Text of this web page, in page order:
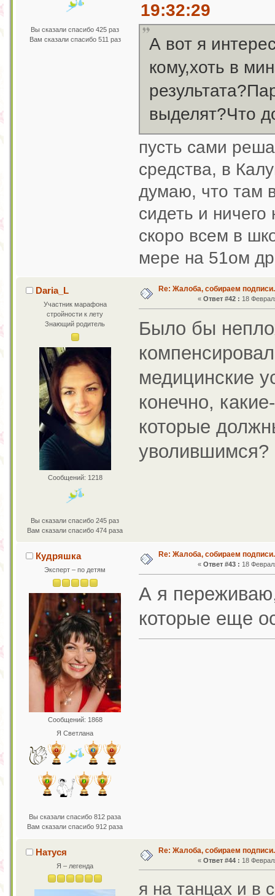
Вы сказали спасибо 425 раз
Вам сказали спасибо 511 раз
19:32:29
А вот я
кому,хоть в
выделят?Что
пусть сами
средства, в
думаю, что там
сидеть и
скоро всем в
мере на 51ом
Daria_L
Участник марафона
стройности к лету
Знающий родитель
Сообщений: 1218
Вы сказали спасибо 245 раз
Вам сказали спасибо 474 раза
Re: Жалоба, собираем подписи.
« Ответ #42 : 18
Было бы
медицинские
конечно,
которые
уволившимся?
Кудряшка
Эксперт – по детям
Сообщений: 1868
Я Светлана
Вы сказали спасибо 812 раза
Вам сказали спасибо 912 раза
Re: Жалоба, собираем подписи.
« Ответ #43 : 18
А я
которые еще
Натуся
Я – легенда
Re: Жалоба, собираем подписи.
« Ответ #44 : 18
я на танцах и в